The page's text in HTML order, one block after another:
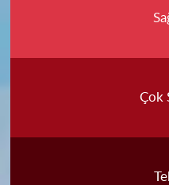
Çok